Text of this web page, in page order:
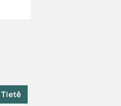
Tietê